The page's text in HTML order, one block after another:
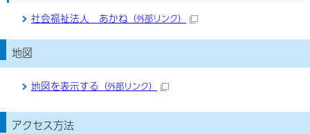
社会福祉法人 あかね （外部リンク）
地図
地図を表示する （外部リンク）
アクセス方法